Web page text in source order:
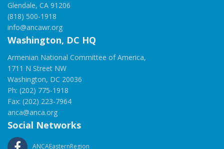
Glendale, CA 91206
(818) 500-1918
info@ancawr.org
Washington, DC HQ
Armenian National Committee of America,
1711 N Street NW
Washington, DC 20036
Ph: (202) 775-1918
Fax: (202) 223-7964
anca@anca.org
Social Networks
ANCAEasternRegion